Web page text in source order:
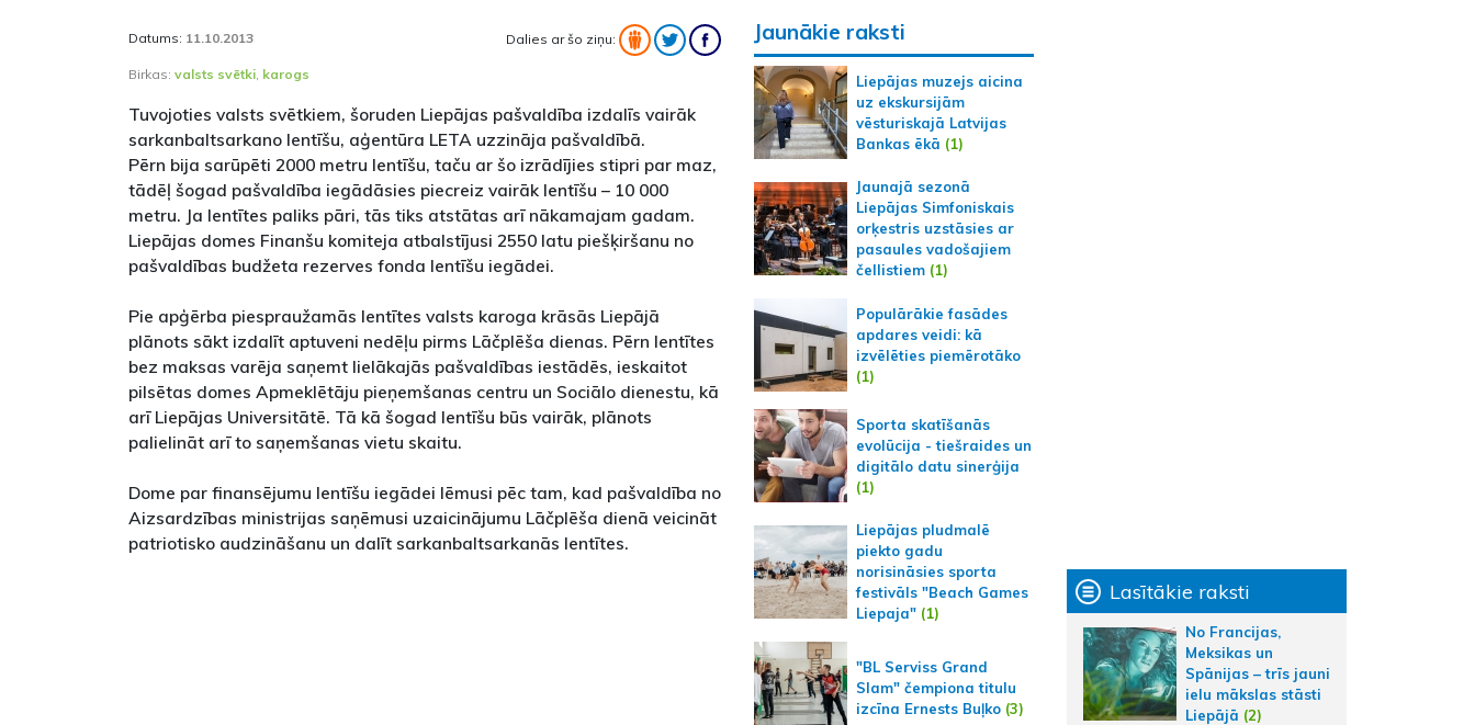
Datums: 11.10.2013 Dalies ar šo ziņu:
Birkas: valsts svētki, karogs
Tuvojoties valsts svētkiem, šoruden Liepājas pašvaldība izdalīs vairāk
sarkanbaltsarkano lentīšu, aģentūra LETA uzzināja pašvaldībā.
Pērn bija sarūpēti 2000 metru lentīšu, taču ar šo izrādījies stipri par maz,
tādēļ šogad pašvaldība iegādāsies piecreiz vairāk lentīšu – 10 000
metru. Ja lentītes paliks pāri, tās tiks atstātas arī nākamajam gadam.
Liepājas domes Finanšu komiteja atbalstījusi 2550 latu piešķiršanu no
pašvaldības budžeta rezerves fonda lentīšu iegādei.
Pie apģērba piespraužamās lentītes valsts karoga krāsās Liepājā
plānots sākt izdalīt aptuveni nedēļu pirms Lāčplēša dienas. Pērn lentītes
bez maksas varēja saņemt lielākajās pašvaldības iestādēs, ieskaitot
pilsētas domes Apmeklētāju pieņemšanas centru un Sociālo dienestu, kā
arī Liepājas Universitātē. Tā kā šogad lentīšu būs vairāk, plānots
palielināt arī to saņemšanas vietu skaitu.
Dome par finansējumu lentīšu iegādei lēmusi pēc tam, kad pašvaldība no
Aizsardzības ministrijas saņēmusi uzaicinājumu Lāčplēša dienā veicināt
patriotisko audzināšanu un dalīt sarkanbaltsarkanās lentītes.
Jaunākie raksti
Liepājas muzejs aicina
uz ekskursijām
vēsturiskajā Latvijas
Bankas ēkā (1)
Jaunajā sezonā
Liepājas Simfoniskais
orķestris uzstāsies ar
pasaules vadošajiem
čellistiem(1)
Populārākie fasādes
apdares veidi: kā
izvēlēties piemērotāko
(1)
Sporta skatīšanās
evolūcija - tiešraides un
digitālo datu sinerģija
(1)
Liepājas pludmalē
piekto gadu
norisināsies sporta
festivāls "Beach Games
Liepaja"(1)
"BL Serviss Grand
Slam" čempiona titulu
izcīna Ernests Buļko(3)
Lasītākie raksti
No Francijas,
Meksikas un
Spānijas – trīs jauni
ielu mākslas stāsti
Liepājā (2)